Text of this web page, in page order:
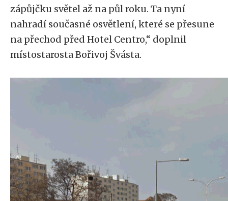
zápůjčku světel až na půl roku. Ta nyní
nahradí současné osvětlení, které se přesune
na přechod před Hotel Centro,“ doplnil
místostarosta Bořivoj Švásta.